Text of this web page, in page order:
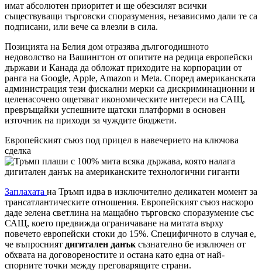
имат абсолютен приоритет и ще обезсилят всички
съществуващи търговски споразумения, независимо дали те са
подписани, или вече са влезли в сила.
Позицията на Белия дом отразява дългогодишното
недоволство на Вашингтон от опитите на редица европейски
държави и Канада да обложат приходите на корпорации от
ранга на Google, Apple, Amazon и Meta. Според американската
администрация тези фискални мерки са дискриминационни и
целенасочено ощетяват икономическите интереси на САЩ,
превръщайки успешните щатски платформи в основен
източник на приходи за чуждите бюджети.
Европейският съюз под прицел в навечерието на ключова
сделка
Заплахата на Тръмп идва в изключително деликатен момент за
трансатлантическите отношения. Европейският съюз наскоро
даде зелена светлина на мащабно търговско споразумение със
САЩ, което предвижда ограничаване на митата върху
повечето европейски стоки до 15%. Специфичното в случая е,
че въпросният дигитален данък съзнателно бе изключен от
обхвата на договореностите и остана като една от най-
спорните точки между преговарящите страни.